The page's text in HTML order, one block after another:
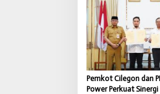
s
i
p
o
s
Pemkot Cilegon dan
Power Perkuat Sinergi